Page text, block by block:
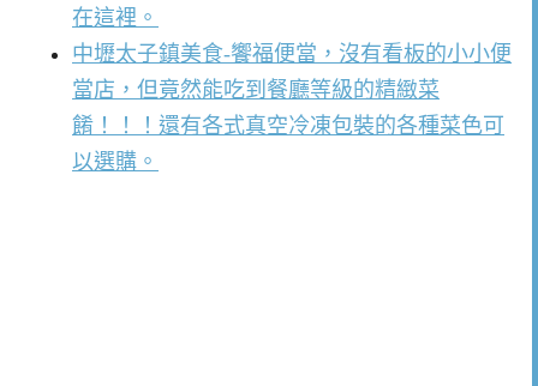
在這裡。
中壢太子鎮美食-饗福便當，沒有看板的小小便
當店，但竟然能吃到餐廳等級的精緻菜
餚！！！還有各式真空冷凍包裝的各種菜色可
以選購。